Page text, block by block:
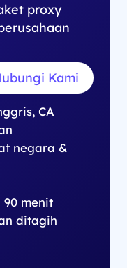
proxy
Kami
CA
negara &
90 menit
ditagih